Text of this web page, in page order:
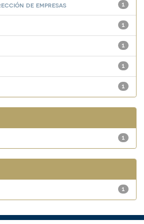
1
de empresas
1
1
1
1
1
1